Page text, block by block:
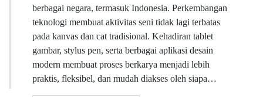
berbagai negara, termasuk Indonesia. Perkembangan
teknologi membuat aktivitas seni tidak lagi terbatas
pada kanvas dan cat tradisional. Kehadiran tablet
gambar, stylus pen, serta berbagai aplikasi desain
modern membuat proses berkarya menjadi lebih
praktis, fleksibel, dan mudah diakses oleh siapa…